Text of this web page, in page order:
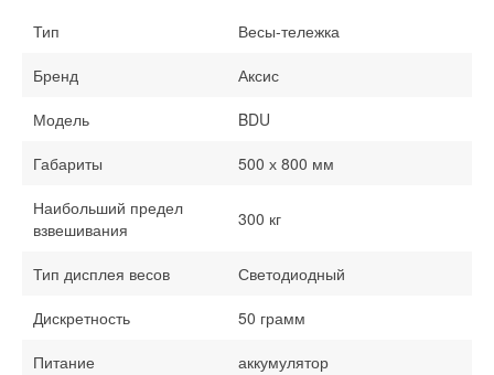
Тип
Весы-тележка
Бренд
Аксис
Модель
BDU
Габариты
500 х 800 мм
Наибольший предел
взвешивания
300 кг
Тип дисплея весов
Светодиодный
Дискретность
50 грамм
Питание
аккумулятор